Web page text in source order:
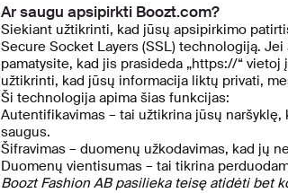
Ar saugu apsipirkti Boozt.com?
Siekiant užtikrinti, kad jūsų apsipirkimo
Secure Socket Layers (SSL) technologiją.
pamatysite, kad jis prasideda „https://“
užtikrinti, kad jūsų informacija liktų privati,
Ši technologija apima šias funkcijas:
Autentifikavimas – tai užtikrina jūsų
saugus.
Šifravimas – duomenų užkodavimas, kad jų
Duomenų vientisumas – tai tikrina
Boozt Fashion AB pasilieka teisę atidėti bet